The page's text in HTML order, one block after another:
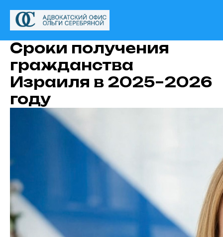
Сроки получения
гражданства
Израиля в 2025–2026
году